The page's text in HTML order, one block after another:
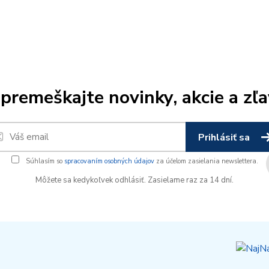
novinky, akcie a
Prihlásiť sa
Súhlasím so spracovaním osobných údajovza účelom zasielania newslettera.
Môžete sa kedykoľvek odhlásiť. Zasielame raz za 14 dní.